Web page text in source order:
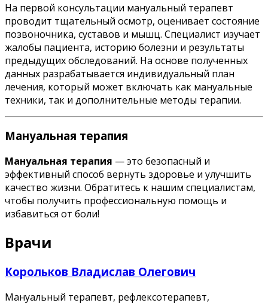
На первой консультации мануальный терапевт
проводит тщательный осмотр, оценивает состояние
позвоночника, суставов и мышц. Специалист изучает
жалобы пациента, историю болезни и результаты
предыдущих обследований. На основе полученных
данных разрабатывается индивидуальный план
лечения, который может включать как мануальные
техники, так и дополнительные методы терапии.
Мануальная терапия
Мануальная терапия — это безопасный и
эффективный способ вернуть здоровье и улучшить
качество жизни. Обратитесь к нашим специалистам,
чтобы получить профессиональную помощь и
избавиться от боли!
Врачи
Корольков Владислав Олегович
Мануальный терапевт, рефлексотерапевт,